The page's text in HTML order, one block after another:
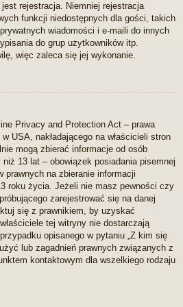
rejestracja. Niemniej rejestracja
funkcji niedostępnych dla gości, takich
wiadomości i e-maili do innych
do grup użytkowników itp.
więc zaleca się jej wykonanie.
Privacy and Protection Act – prawa
USA, nakładającego na właścicieli stron
mogą zbierać informacje od osób
13 lat – obowiązek posiadania pisemnej
prawnych na zbieranie informacji
roku życia. Jeżeli nie masz pewności czy
zarejestrować się na danej
się z prawnikiem, by uzyskać
tej witryny nie dostarczają
opisanego w pytaniu „Z kim się
lub zagadnień prawnych związanych z
kontaktowym dla wszelkiego rodzaju